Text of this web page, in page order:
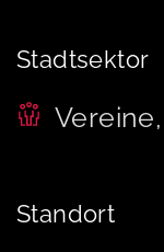
Stadtsektor
Standort